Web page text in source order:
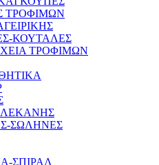
ΤΡΟΦΙΜΩΝ
ΚΟΥΤΑΛΕΣ
ΤΡΟΦΙΜΩΝ
ΣΩΛΗΝΕΣ
ΣΠΙΡΑΛ